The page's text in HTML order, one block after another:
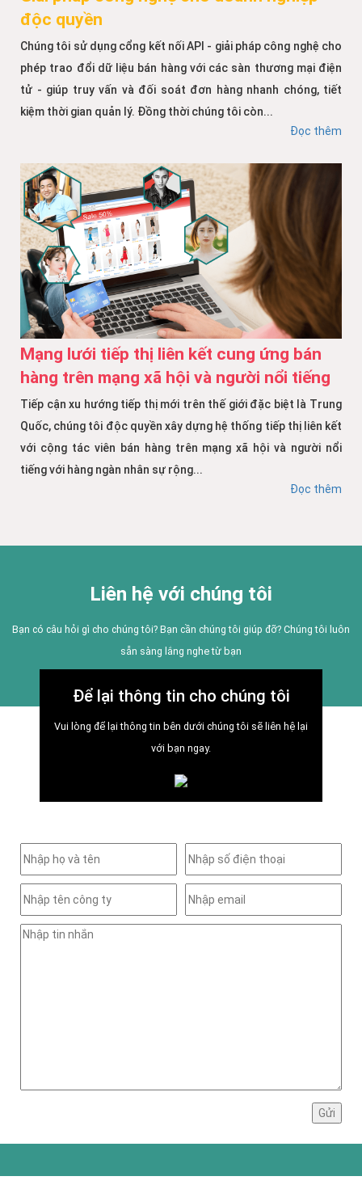
độc quyền
Chúng tôi sử dụng cổng kết nối API - giải pháp công nghệ cho
phép trao đổi dữ liệu bán hàng với các sàn thương mại điện
tử - giúp truy vấn và đối soát đơn hàng nhanh chóng, tiết
kiệm thời gian quản lý. Đồng thời chúng tôi còn...
Đọc thêm
Mạng lưới tiếp thị liên kết cung ứng bán
hàng trên mạng xã hội và người nổi tiếng
Tiếp cận xu hướng tiếp thị mới trên thế giới đặc biệt là Trung
Quốc, chúng tôi độc quyền xây dựng hệ thống tiếp thị liên kết
với cộng tác viên bán hàng trên mạng xã hội và người nổi
tiếng với hàng ngàn nhân sự rộng...
Đọc thêm
Liên hệ với chúng tôi
Bạn có câu hỏi gì cho chúng tôi? Bạn cần chúng tôi giúp đỡ? Chúng tôi luôn
sẵn sàng lắng nghe từ bạn
Để lại thông tin cho chúng tôi
Vui lòng để lại thông tin bên dưới chúng tôi sẽ liên hệ lại
với bạn ngay.